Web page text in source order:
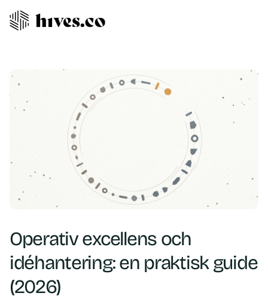
Operativ excellens och
idéhantering: en praktisk guide
(2026)